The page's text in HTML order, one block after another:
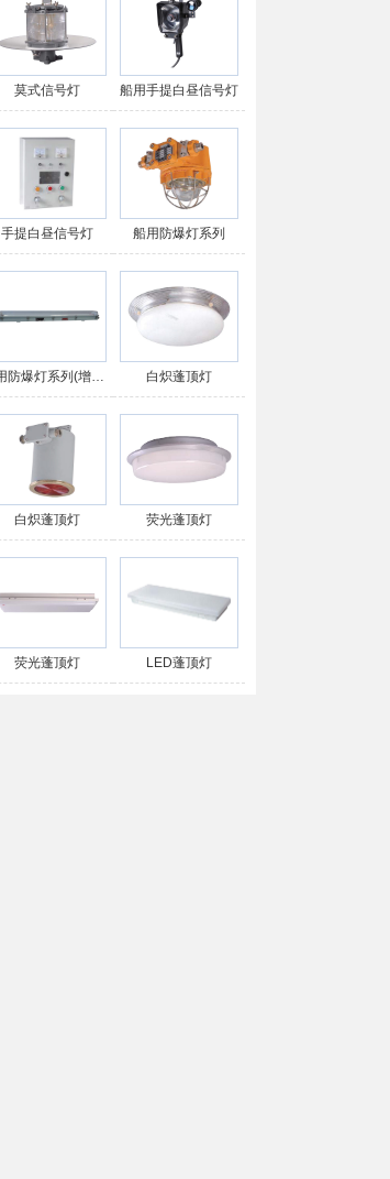
莫式信号灯 船用手提白昼信号灯
手提白昼信号灯 船用防爆灯系列
船用防爆灯系列(增安型) 白炽蓬顶灯
白炽蓬顶灯 荧光蓬顶灯
荧光蓬顶灯 LED蓬顶灯